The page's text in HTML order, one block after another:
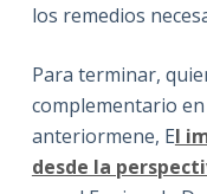
los remedios
Para terminar,
complementario
anteriormene, El
desde la